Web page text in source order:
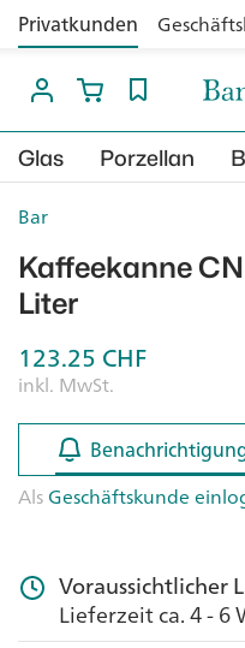
Privatkunden
Glas Porzellan
Bar
Kaffeekanne
Liter
123.25 CHF
inkl. MwSt.
AlsGeschäftskunde
Voraussichtlicher
Lieferzeit ca. 4 - 6